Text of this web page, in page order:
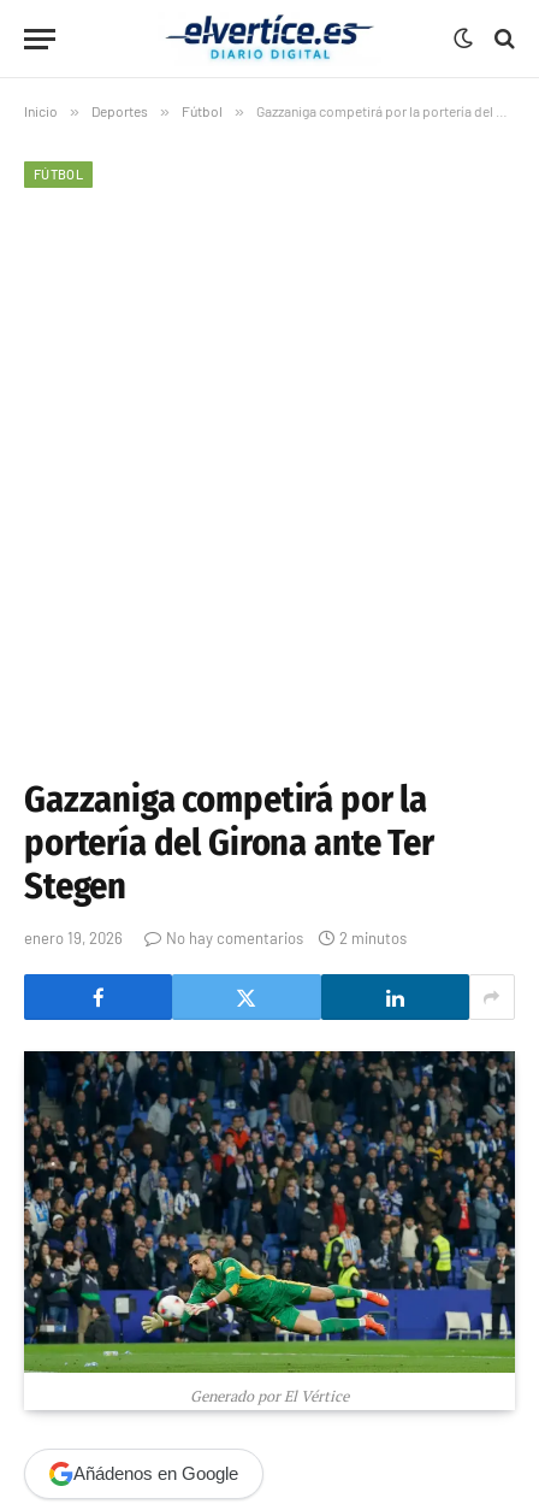
Inicio » Deportes » Fútbol » Gazzaniga competirá por la portería del Girona ante Ter Stegen
FÚTBOL
Gazzaniga competirá por la
portería del Girona ante Ter
Stegen
enero 19, 2026 No hay comentarios 2 minutos
Generado por El Vértice
Añádenos en Google